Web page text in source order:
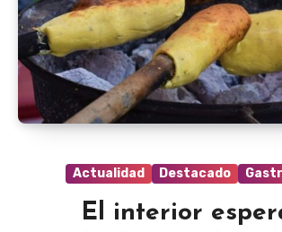
Actualidad Destacado
El interior